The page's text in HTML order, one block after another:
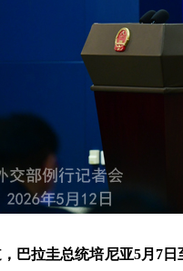
巴拉圭总统培尼亚5月7